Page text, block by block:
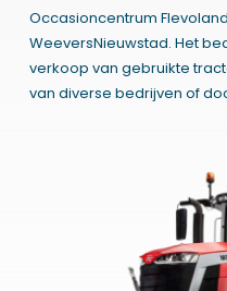
Occasioncentrum
WeeversNieuwstad. Het
verkoop van gebruikte
van diverse bedrijven of